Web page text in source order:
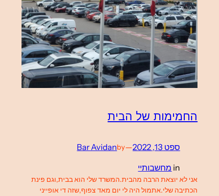
החמימות של הבית
ספט 13, 2022 —
by
Bar Avidan
in מחשבותיי
אני לא יוצאת הרבה מהבית.המשרד שלי הוא בבית,וגם פינת
הכתיבה שלי.אתמול היה לי יום מאד צפוף,שזה די אופייני